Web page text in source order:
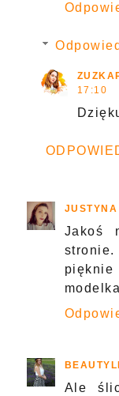
17:10
JUSTYNA
Jakoś
stronie.
Ale